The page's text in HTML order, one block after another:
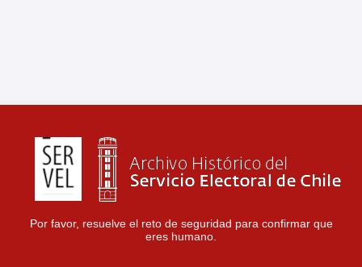
Por favor, resuelve el reto de seguridad para confirmar que
eres humano.